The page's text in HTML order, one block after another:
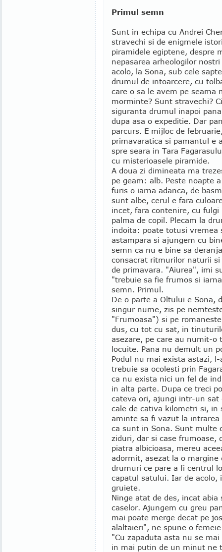
Primul semn
Sunt in echipa cu Andrei
stravechi si de enigmele
piramidele egiptene, despre
nepasarea arheologilor
acolo, la Sona, sub cele
drumul de intoarcere, cu
care o sa le avem pe
morminte? Sunt stravechi?
siguranta drumul inapoi
dupa asa o expeditie. Dar
parcurs. E mijloc de
primavaratica si pamantul e
spre seara in Tara
cu misterioasele piramide.
A doua zi dimineata ma
pe geam: alb. Peste noapte
furis o iarna adanca, de
sunt albe, cerul e fara
incet, fara contenire, cu fulgi
palma de copil. Plecam la
indoita: poate totusi vremea
astampara si ajungem cu
semn ca nu e bine sa
consacrat ritmurilor naturii
de primavara. "Aiurea", imi
"trebuie sa fie frumos si
semn. Primul.
De o parte a Oltului e Sona,
singur nume, zis pe
"Frumoasa") si pe
dus, cu tot cu sat, in
asezare, pe care au numit-o
locuite. Pana nu demult un
Podul nu mai exista astazi,
trebuie sa ocolesti prin
ca nu exista nici un fel de
in alta parte. Dupa ce treci
cateva ori, ajungi intr-un sat
cale de cativa kilometri si,
aminte sa fi vazut la
ca sunt in Sona. Sunt multe
ziduri, dar si case frumoase,
piatra albicioasa, mereu
adormit, asezat la o margine
drumuri ce pare a fi centrul
capatul satului. Iar de acolo,
gruiete.
Ninge atat de des, incat
caselor. Ajungem cu greu
mai poate merge decat pe
alaltaieri", ne spune o
"Cu zapaduta asta nu se
in mai putin de un minut ne